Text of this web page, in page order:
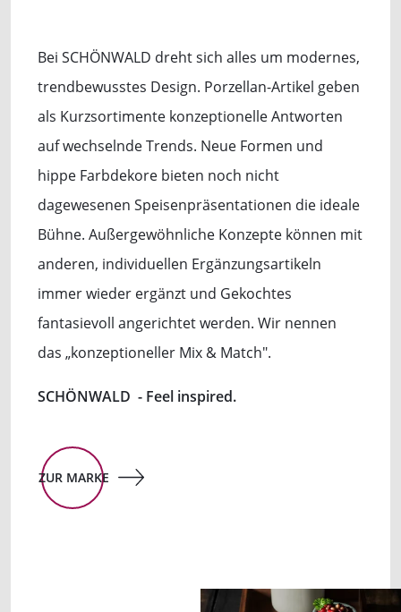
Bei SCHÖNWALD dreht sich alles um modernes,
trendbewusstes Design. Porzellan-Artikel geben
als Kurzsortimente konzeptionelle Antworten
auf wechselnde Trends. Neue Formen und
hippe Farbdekore bieten noch nicht
dagewesenen Speisenpräsentationen die ideale
Bühne. Außergewöhnliche Konzepte können mit
anderen, individuellen Ergänzungsartikeln
immer wieder ergänzt und Gekochtes
fantasievoll angerichtet werden. Wir nennen
das „konzeptioneller Mix & Match".
SCHÖNWALD - Feel inspired.
ZUR MARKE